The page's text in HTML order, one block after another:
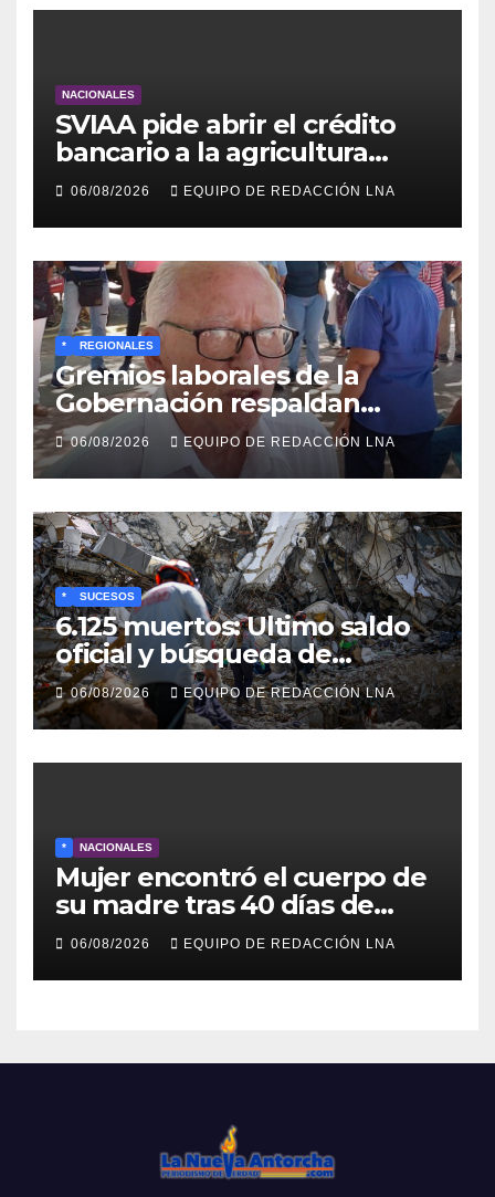
NACIONALES
SVIAA pide abrir el crédito
bancario a la agricultura
familiar en Venezuela
06/08/2026 EQUIPO DE REDACCIÓN LNA
* REGIONALES
Gremios laborales de la
Gobernación respaldan
propuesta de Bono
Recreativo de 100 dólares
para jubilados, pensionados y
activos
06/08/2026 EQUIPO DE REDACCIÓN LNA
* SUCESOS
6.125 muertos: Ultimo saldo
oficial y búsqueda de
cadáveres continúa entre los
escombros
06/08/2026 EQUIPO DE REDACCIÓN LNA
* NACIONALES
Mujer encontró el cuerpo de
su madre tras 40 días de
búsqueda en Tanaguarena
06/08/2026 EQUIPO DE REDACCIÓN LNA